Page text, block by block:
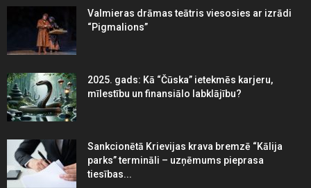
Valmieras drāmas teātris viesosies ar izrādi
“Pigmalions”
2025. gads: Kā “Čūska” ietekmēs karjeru,
mīlestību un finansiālo labklājību?
Sankcionētā Krievijas krava bremzē “Kālija
parks” termināli – uzņēmums pieprasa
tiesības...